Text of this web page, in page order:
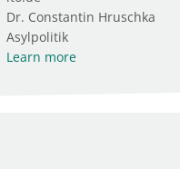
Dr. Constantin Hruschka
Asylpolitik
Learn more